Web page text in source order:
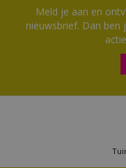
Meld je aan en
nieuwsbrief. Dan